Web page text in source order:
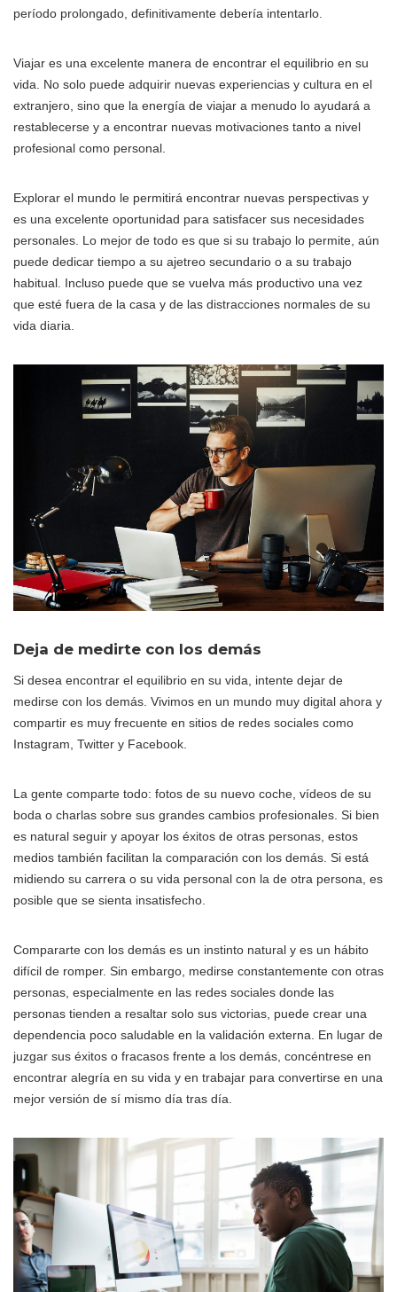
período prolongado, definitivamente debería intentarlo.
Viajar es una excelente manera de encontrar el equilibrio en su
vida. No solo puede adquirir nuevas experiencias y cultura en el
extranjero, sino que la energía de viajar a menudo lo ayudará a
restablecerse y a encontrar nuevas motivaciones tanto a nivel
profesional como personal.
Explorar el mundo le permitirá encontrar nuevas perspectivas y
es una excelente oportunidad para satisfacer sus necesidades
personales. Lo mejor de todo es que si su trabajo lo permite, aún
puede dedicar tiempo a su ajetreo secundario o a su trabajo
habitual. Incluso puede que se vuelva más productivo una vez
que esté fuera de la casa y de las distracciones normales de su
vida diaria.
Deja de medirte con los demás
Si desea encontrar el equilibrio en su vida, intente dejar de
medirse con los demás. Vivimos en un mundo muy digital ahora y
compartir es muy frecuente en sitios de redes sociales como
Instagram, Twitter y Facebook.
La gente comparte todo: fotos de su nuevo coche, vídeos de su
boda o charlas sobre sus grandes cambios profesionales. Si bien
es natural seguir y apoyar los éxitos de otras personas, estos
medios también facilitan la comparación con los demás. Si está
midiendo su carrera o su vida personal con la de otra persona, es
posible que se sienta insatisfecho.
Compararte con los demás es un instinto natural y es un hábito
difícil de romper. Sin embargo, medirse constantemente con otras
personas, especialmente en las redes sociales donde las
personas tienden a resaltar solo sus victorias, puede crear una
dependencia poco saludable en la validación externa. En lugar de
juzgar sus éxitos o fracasos frente a los demás, concéntrese en
encontrar alegría en su vida y en trabajar para convertirse en una
mejor versión de sí mismo día tras día.